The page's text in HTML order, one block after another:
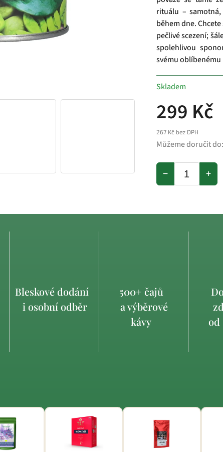
299 Kč
267 Kč bez DPH
Skladem
Můžeme doručit do:
+
−
rituálu –
během dne.
pečlivé scezení;
spolehlivou
svému
Bleskové dodání
i osobní odběr
500+ čajů
a výběrové
kávy
od